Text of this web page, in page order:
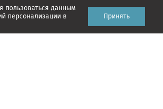
пользоваться данным
персонализации в
Принять